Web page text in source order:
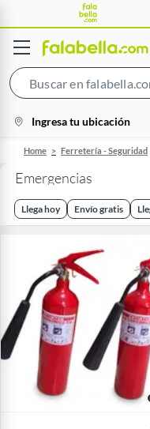
location-
icon
Ingresa tu ubicación
Home Ferretería - Seguridad
Emergencias
Llega hoy Envío gratis